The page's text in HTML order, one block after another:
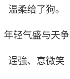
温柔给了狗。
年轻气盛与天争
逞強、恴微笑